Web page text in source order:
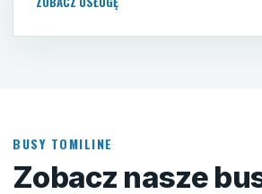
BUSY TOMILINE
Zobacz nasze